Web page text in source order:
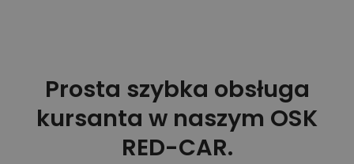
Prosta szybka obsługa
kursanta w naszym OSK
RED-CAR.